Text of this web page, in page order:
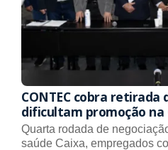
CONTEC cobra retirada
dificultam promoção na
Quarta rodada de
saúde Caixa, empregados